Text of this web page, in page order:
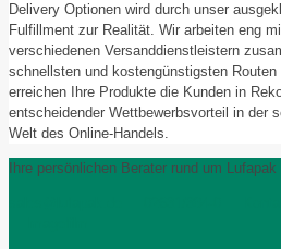
Delivery Optionen wird durch unser
Fulfillment zur Realität. Wir arbeiten eng
verschiedenen Versanddienstleistern
schnellsten und kostengünstigsten
erreichen Ihre Produkte die Kunden in
entscheidender Wettbewerbsvorteil in der
Welt des Online-Handels.
Ihre persönlichen Berater rund um